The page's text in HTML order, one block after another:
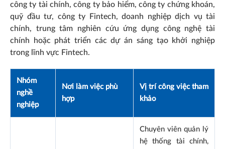
công ty tài chính, công ty bảo hiểm, công ty chứng khoán,
quỹ đầu tư, công ty Fintech, doanh nghiệp dịch vụ tài
chính, trung tâm nghiên cứu ứng dụng công nghệ tài
chính hoặc phát triển các dự án sáng tạo khởi nghiệp
trong lĩnh vực Fintech.
Nhóm
nghề
nghiệp
Nơi làm việc phù
hợp
Vị trí công việc tham
khảo
Chuyên viên quản lý
hệ thống tài chính,